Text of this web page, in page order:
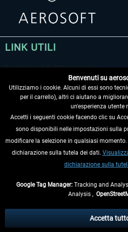
LINK UTILI
RECEDERE DAL CONTRATTO
INFORMAZIONI
eventualmente le spese di spedizione,
** Riguarda le spedizioni al di fuori della
Benvenuti su
Utilizziamo i cookie. Alcuni di essi sono
per il carrello), altri ci aiutano a
un'esperienza utente
Accetti i seguenti cookie facendo clic su
sono disponibili nelle impostazioni sulla
modificare la selezione in qualsiasi
dichiarazione sulla tutela dei dati.
dichiarazione sulla
Google Tag Manager: Tracking and
Analysis ,
Accetta